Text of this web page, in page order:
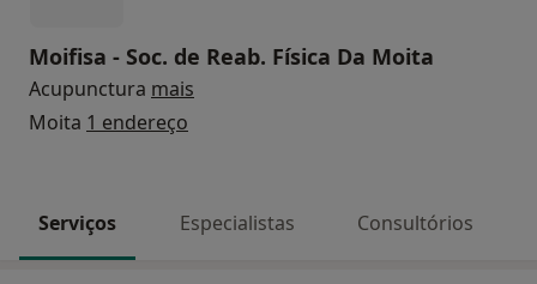
Moifisa - Soc. de Reab. Física Da Moita
Acupunctura mais
Moita 1 endereço
Serviços Especialistas Consultórios